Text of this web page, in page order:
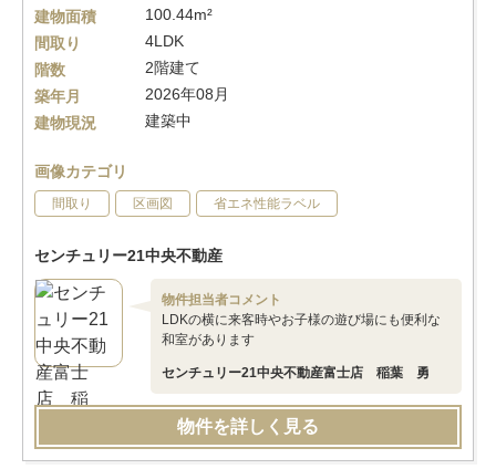
建物面積
100.44m²
間取り
4LDK
階数
2階建て
築年月
2026年08月
建物現況
建築中
画像カテゴリ
間取り 区画図 省エネ性能ラベル
センチュリー21中央不動産
物件担当者コメント
LDKの横に来客時やお子様の遊び場にも便利な
和室があります
センチュリー21中央不動産富士店 稲葉 勇
物件を詳しく見る